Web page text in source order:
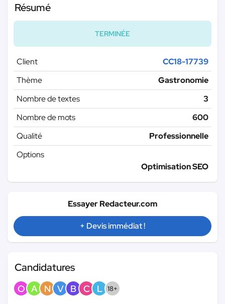
Résumé
TERMINÉE
Client
CC18-17739
Thème
Gastronomie
Nombre de textes
3
Nombre de mots
600
Qualité
Professionnelle
Options
Optimisation SEO
Essayer Redacteur.com
+ Devis immédiat !
Candidatures
O A N V B C L 18+